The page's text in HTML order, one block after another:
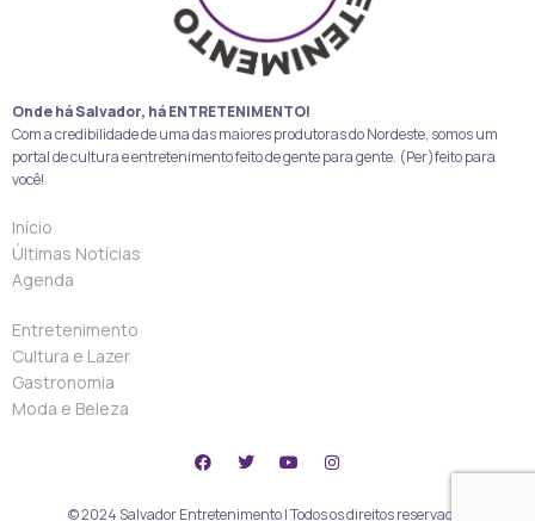
Onde há Salvador, há ENTRETENIMENTO!
Com a credibilidade de uma das maiores produtoras do Nordeste, somos um
portal de cultura e entretenimento feito de gente para gente. (Per)feito para
você!
Início
Últimas Notícias
Agenda
Entretenimento
Cultura e Lazer
Gastronomia
Moda e Beleza
© 2024 Salvador Entretenimento | Todos os direitos reservados